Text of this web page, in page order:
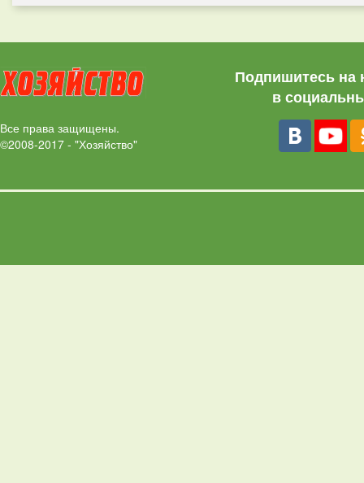
Все права защищены.
©2008-2017 - "Хозяйство"
Подпишитесь на
в